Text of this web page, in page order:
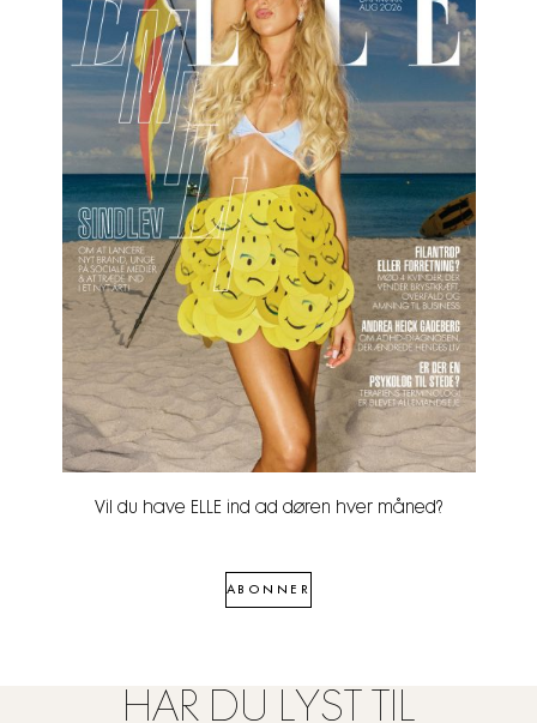
Vil du have ELLE ind ad døren hver måned?
ABONNER
HAR DU LYST TIL